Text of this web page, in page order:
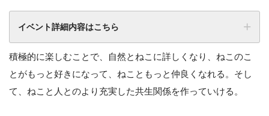
イベント詳細内容はこちら
積極的に楽しむことで、自然とねこに詳しくなり、ねこのこ
とがもっと好きになって、ねこともっと仲良くなれる。そし
て、ねこと人とのより充実した共生関係を作っていける。